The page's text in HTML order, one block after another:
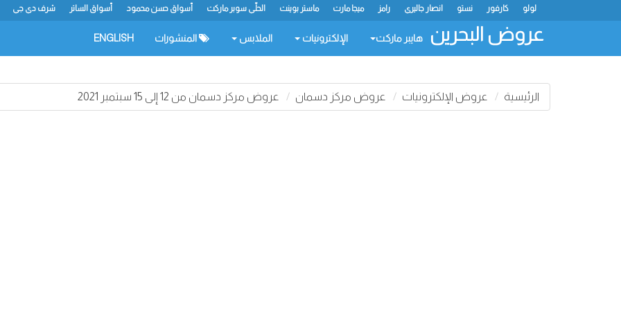
شرف دي جي أسواق الساتر أسواق حسن محمود الحلّي سوبر ماركت ماستر بوينت ميجا مارت رامز انصار جاليري نستو كارفور لولو
عروض البحرين هايبر ماركت الإلكترونيات الملابس المنشورات ENGLISH
الرئيسية عروض الإلكترونيات عروض مركز دسمان عروض مركز دسمان من 12 إلى 15 سبتمبر 2021